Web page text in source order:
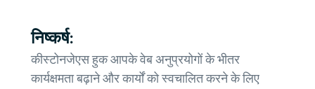
निष्कर्ष:
कीस्टोनजेएस हुक आपके वेब अनुप्रयोगों के भीतर
कार्यक्षमता बढ़ाने और कार्यों को स्वचालित करने के लिए